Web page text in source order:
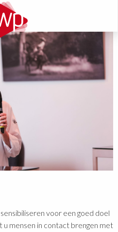
voor een goed doel
u mensen in contact brengen met